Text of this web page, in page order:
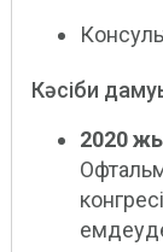
Кәсіби
2020